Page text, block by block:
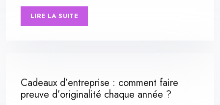
LIRE LA SUITE
Cadeaux d’entreprise : comment faire
preuve d’originalité chaque année ?